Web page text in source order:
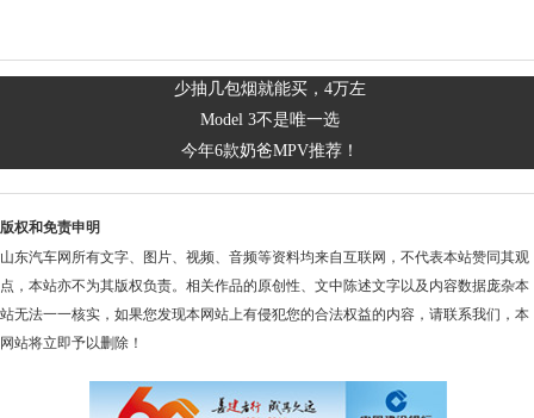
少抽几包烟就能买，4万左
Model 3不是唯一选
今年6款奶爸MPV推荐！
版权和免责申明
山东汽车网所有文字、图片、视频、音频等资料均来自互联网，不代表本站赞同其观
点，本站亦不为其版权负责。相关作品的原创性、文中陈述文字以及内容数据庞杂本
站无法一一核实，如果您发现本网站上有侵犯您的合法权益的内容，请联系我们，本
网站将立即予以删除！